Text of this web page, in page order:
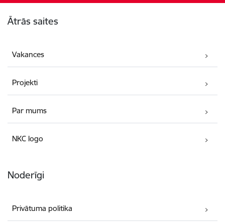
Ātrās saites
Vakances
Projekti
Par mums
NKC logo
Noderīgi
Privātuma politika